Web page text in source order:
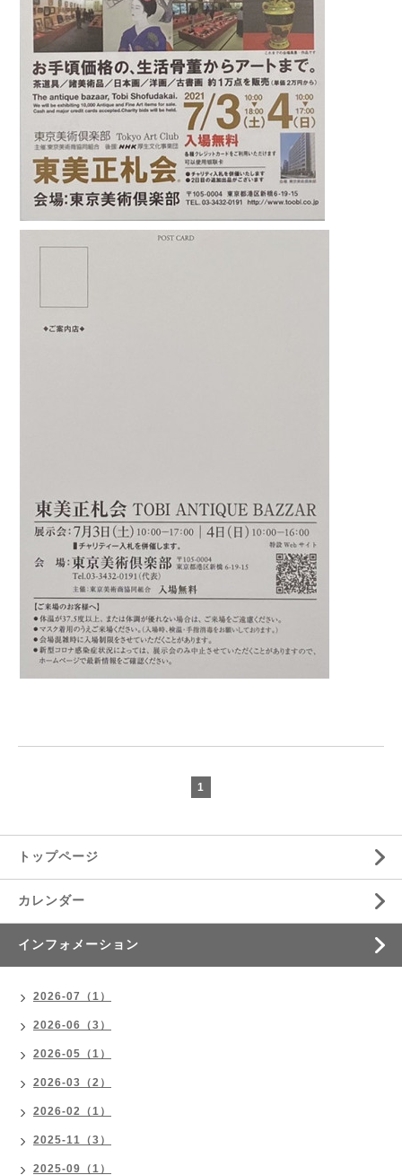
1
トップページ
カレンダー
インフォメーション
2026-07（1）
2026-06（3）
2026-05（1）
2026-03（2）
2026-02（1）
2025-11（3）
2025-09（1）